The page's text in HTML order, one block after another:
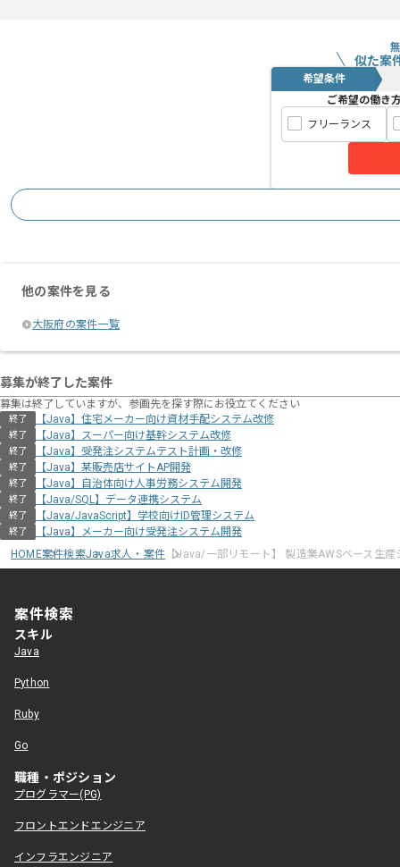
似た案
希望条件
ご希望の働き
フリーランス
他の案件を見る
大阪府の案件一覧
募集が終了した案件
募集は終了していますが、参画先を探す際にお役立てください
終了 【Java】住宅メーカー向け資材⼿配システム改修
終了 【Java】スーパー向け基幹システム改修
終了 【Java】受発注システムテスト計画・改修
終了 【Java】某販売店サイトAP開発
終了 【Java】自治体向け人事労務システム開発
終了 【Java/SQL】データ連携システム
終了 【Java/JavaScript】学校向けID管理システム
終了
【Java】メーカー向け受発注システム開発
HOME案件検索Java求人・案件 【Java/一部リモート】 製造業AWSベース生
案件検索
スキル
Java
Python
Ruby
Go
職種・ポジション
プログラマー(PG)
フロントエンドエンジニア
インフラエンジニア